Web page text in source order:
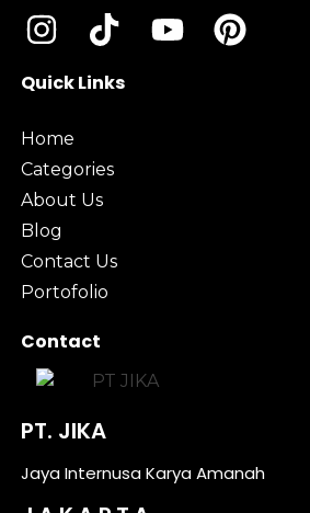
Quick Links
Home
Categories
About Us
Blog
Contact Us
Portofolio
Contact
PT. JIKA
Jaya Internusa Karya Amanah